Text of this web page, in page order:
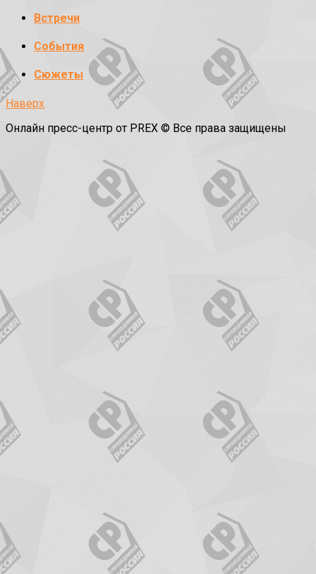
Встречи
События
Сюжеты
Наверх
Онлайн пресс-центр от PREX © Все права защищены